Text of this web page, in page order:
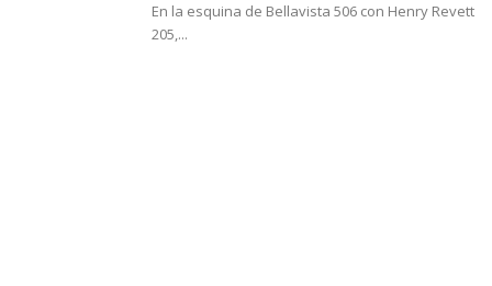
En la esquina de Bellavista 506 con Henry Revett
205,...